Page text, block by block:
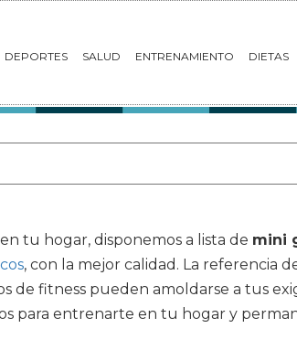
DEPORTES SALUD ENTRENAMIENTO DIETAS
tu hogar, disponemos a lista de mini
, con la mejor calidad. La referencia
fitness pueden amoldarse a tus
para entrenarte en tu hogar y